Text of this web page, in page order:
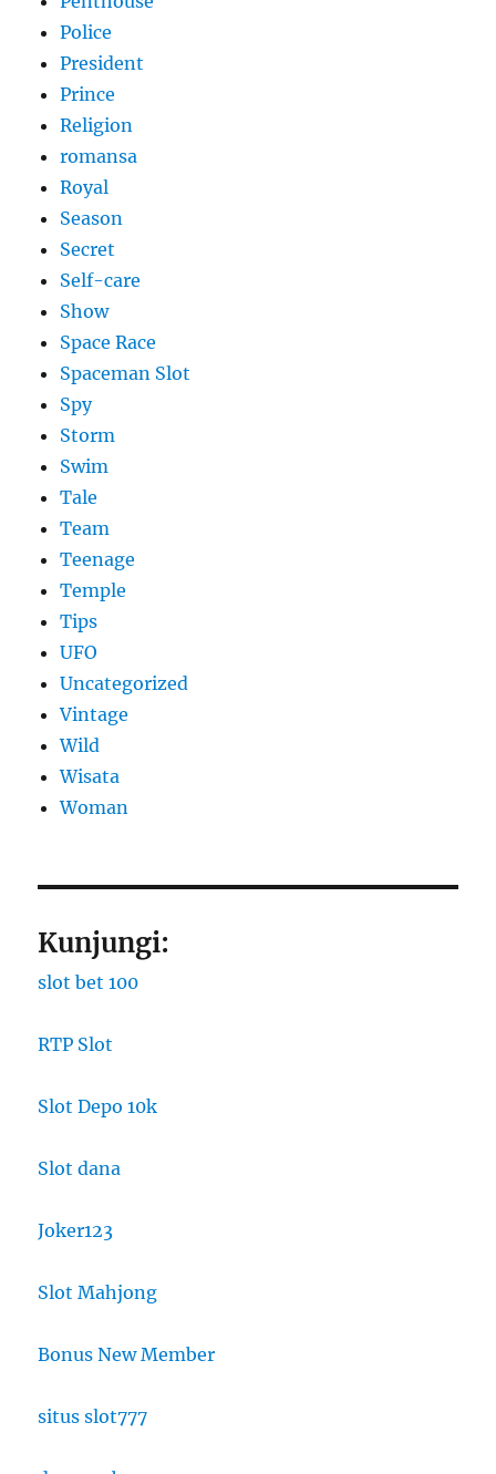
Police
President
Prince
Religion
romansa
Royal
Season
Secret
Self-care
Show
Space Race
Spaceman Slot
Spy
Storm
Swim
Tale
Team
Teenage
Temple
Tips
UFO
Uncategorized
Vintage
Wild
Wisata
Woman
Kunjungi:
slot bet 100
RTP Slot
Slot Depo 10k
Slot dana
Joker123
Slot Mahjong
Bonus New Member
situs slot777